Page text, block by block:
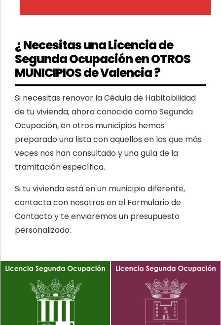
¿ Necesitas una Licencia de
Segunda Ocupación en OTROS
MUNICIPIOS de Valencia ?
Si necesitas renovar la Cédula de Habitabilidad
de tu vivienda, ahora conocida como Segunda
Ocupación, en otros municipios hemos
preparado una lista con aquellos en los que más
veces nos han consultado y una guía de la
tramitación específica.
Si tu vivienda está en un municipio diferente,
contacta con nosotros en el Formulario de
Contacto y te enviaremos un presupuesto
personalizado.